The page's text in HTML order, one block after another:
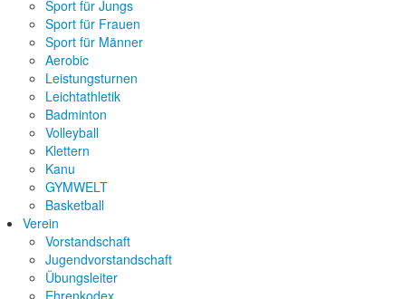
Sport für Jungs
Sport für Frauen
Sport für Männer
Aerobic
Leistungsturnen
Leichtathletik
Badminton
Volleyball
Klettern
Kanu
GYMWELT
Basketball
Verein
Vorstandschaft
Jugendvorstandschaft
Übungsleiter
Ehrenkodex